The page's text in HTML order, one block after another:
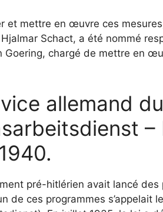
et mettre en œuvre ces
Schact, a été nommé
Goering, chargé de mettre en
allemand
–
pré-hitlérien avait lancé
de ces programmes s’appelait